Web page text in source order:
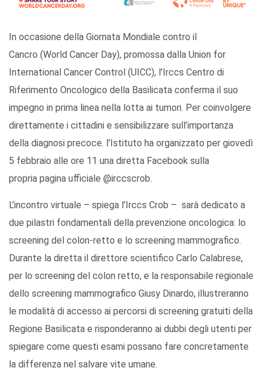
In occasione della Giornata Mondiale contro il
Cancro (World Cancer Day), promossa dalla Union for
International Cancer Control (UICC), l’Irccs Centro di
Riferimento Oncologico della Basilicata conferma il suo
impegno in prima linea nella lotta ai tumori. Per coinvolgere
direttamente i cittadini e sensibilizzare sull’importanza
della diagnosi precoce. l’Istituto ha organizzato per giovedì
5 febbraio alle ore 11 una diretta Facebook sulla
propria pagina ufficiale @irccscrob.
L’incontro virtuale – spiega l’Irccs Crob – sarà dedicato a
due pilastri fondamentali della prevenzione oncologica: lo
screening del colon-retto e lo screening mammografico.
Durante la diretta il direttore scientifico Carlo Calabrese,
per lo screening del colon retto, e la responsabile regionale
dello screening mammografico Giusy Dinardo, illustreranno
le modalità di accesso ai percorsi di screening gratuiti della
Regione Basilicata e risponderanno ai dubbi degli utenti per
spiegare come questi esami possano fare concretamente
la differenza nel salvare vite umane.